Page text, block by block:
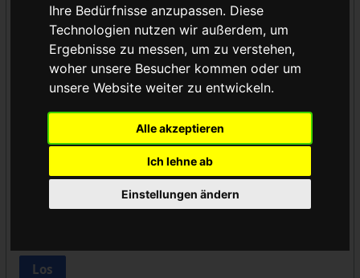
Ihre Bedürfnisse anzupassen. Diese
Technologien nutzen wir außerdem, um
Ergebnisse zu messen, um zu verstehen,
woher unsere Besucher kommen oder um
unsere Website weiter zu entwickeln.
Alle akzeptieren
Ich lehne ab
Einstellungen ändern
Links auf diese Seite
Seite:
Namensraum:
Vorlageneinbindungen ausblenden
Links ausblenden
Los